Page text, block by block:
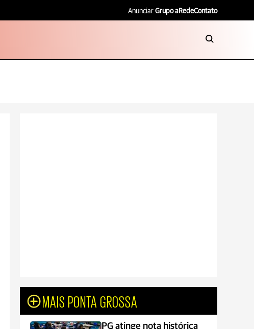
Anunciar Grupo aRedeContato
MAIS PONTA GROSSA
PG atinge nota histórica